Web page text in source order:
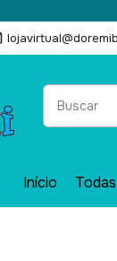
Início